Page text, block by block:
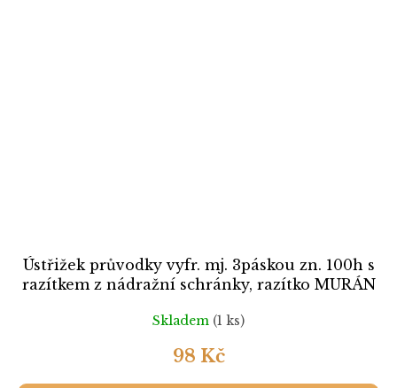
Ústřižek průvodky vyfr. mj. 3páskou zn. 100h s
razítkem z nádražní schránky, razítko MURÁN
Skladem (1 ks)
98 Kč